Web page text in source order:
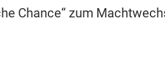
Chance“ zum